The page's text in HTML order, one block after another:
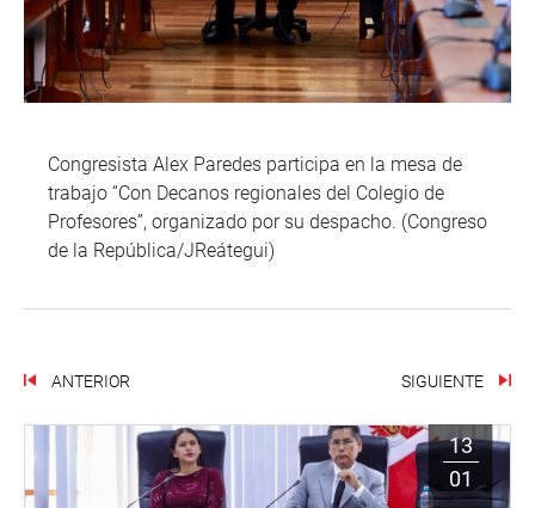
Congresista Alex Paredes participa en la mesa de
trabajo “Con Decanos regionales del Colegio de
Profesores”, organizado por su despacho. (Congreso
de la República/JReátegui)
ANTERIOR SIGUIENTE
13
01